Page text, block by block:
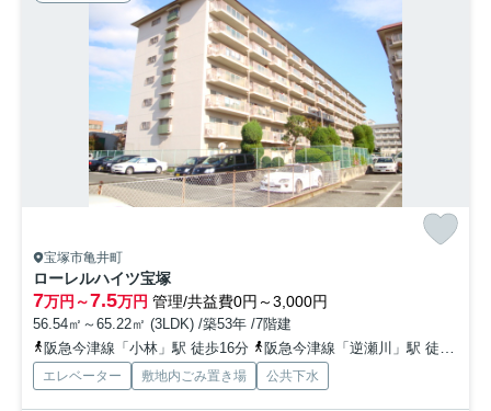
宝塚市亀井町
ローレルハイツ宝塚
7万円～7.5万円 管理/共益費0円～3,000円
56.54㎡～65.22㎡ (3LDK) /築53年 /7階建
阪急今津線「小林」駅 徒歩16分
阪急今津線「逆瀬川」駅 徒歩19分
エレベーター 敷地内ごみ置き場 公共下水